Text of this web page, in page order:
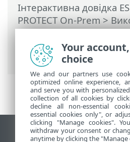
Інтерактивна довідка
PROTECT On-Prem>
віртуального пристрою
Консоль керування
пристроєм ESET PROTECT
Переглянути повну
Your
choice
We and our partners use
optimized online experience,
and serve you with
collection of all cookies by
decline all non-essential
essential cookies only", or
clicking "Manage cookies".
withdraw your consent or
anytime by clicking the